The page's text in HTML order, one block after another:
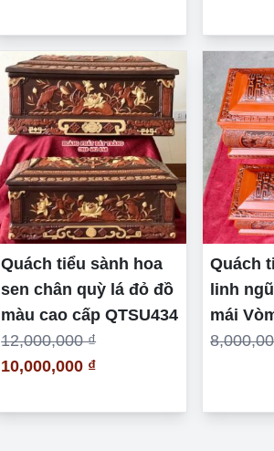
Quách tiểu sành hoa
sen chân quỳ lá đỏ đồ
màu cao cấp QTSU434
12,000,000 ₫
10,000,000 ₫
Quách
linh
mái